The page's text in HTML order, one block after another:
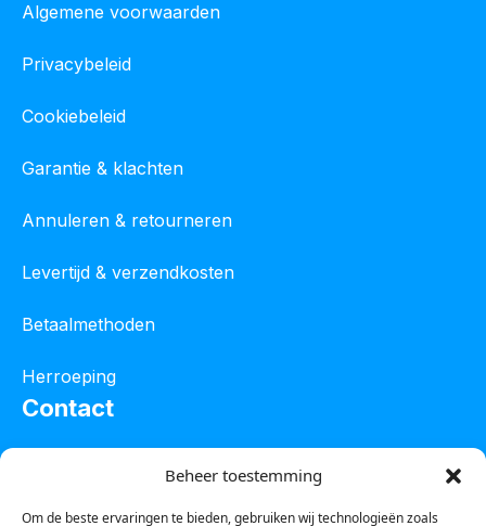
Beheer toestemming
Om de beste ervaringen te bieden, gebruiken wij technologieën zoals
Algemene voorwaarden
Privacybeleid
Cookiebeleid
Garantie & klachten
Annuleren & retourneren
Levertijd & verzendkosten
Betaalmethoden
Herroeping
Contact